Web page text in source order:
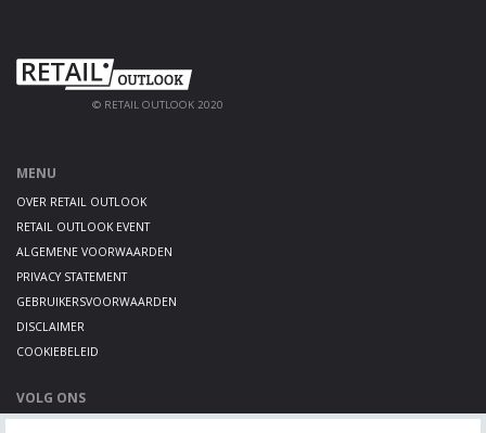
© RETAIL OUTLOOK 2020
MENU
OVER RETAIL OUTLOOK
RETAIL OUTLOOK EVENT
ALGEMENE VOORWAARDEN
PRIVACY STATEMENT
GEBRUIKERSVOORWAARDEN
DISCLAIMER
COOKIEBELEID
VOLG ONS